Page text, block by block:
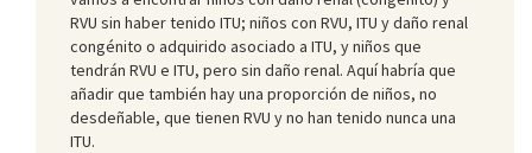
RVU sin haber tenido ITU; niños con RVU, ITU y daño renal
congénito o adquirido asociado a ITU, y niños que
tendrán RVU e ITU, pero sin daño renal. Aquí habría que
añadir que también hay una proporción de niños, no
desdeñable, que tienen RVU y no han tenido nunca una
ITU.